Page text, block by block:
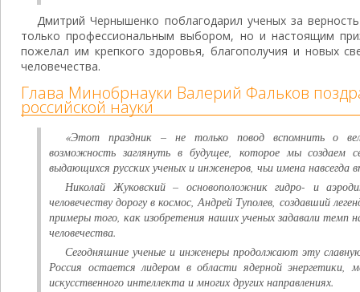
Дмитрий Чернышенко поблагодарил ученых за
только профессиональным выбором, но и настоящим
пожелал им крепкого здоровья, благополучия и новых
человечества.
Глава Минобрнауки Валерий Фальков
российской науки
«Этот праздник – не только повод вспомнить о
возможность заглянуть в будущее, которое мы создаем
выдающихся русских ученых и инженеров, чьи имена навсегда
Николай Жуковский – основоположник гидро- и
человечеству дорогу в космос, Андрей Туполев, создавший
примеры того, как изобретения наших ученых задавали темп
человечества.
Сегодняшние ученые и инженеры продолжают эту
Россия остается лидером в области ядерной энергетики,
искусственного интеллекта и многих других направлениях.